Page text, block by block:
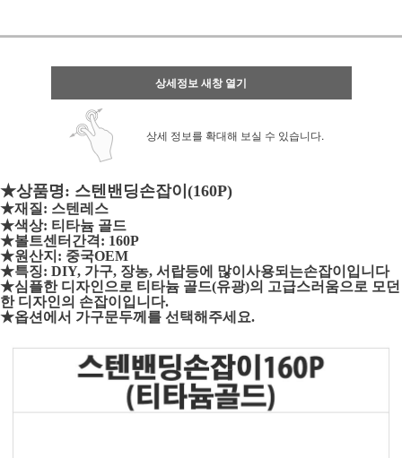
상세정보 새창 열기
상세 정보를 확대해 보실 수 있습니다.
★상품명: 스텐밴딩손잡이(160P)
★재질: 스텐레스
★색상: 티타늄 골드
★볼트센터간격: 160P
★원산지: 중국OEM
★특징: DIY, 가구, 장농, 서랍등에 많이사용되는손잡이입니다
★심플한 디자인으로 티타늄 골드(유광)의 고급스러움으로 모던
한 디자인의 손잡이입니다.
★옵션에서 가구문두께를 선택해주세요.